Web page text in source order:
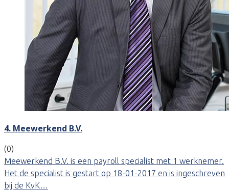
4. Meewerkend B.V.
(0)
Meewerkend B.V. is een payroll specialist met 1 werknemer.
Het de specialist is gestart op 18-01-2017 en is ingeschreven
bij de KvK…